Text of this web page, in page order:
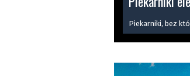
Piekarniki, bez